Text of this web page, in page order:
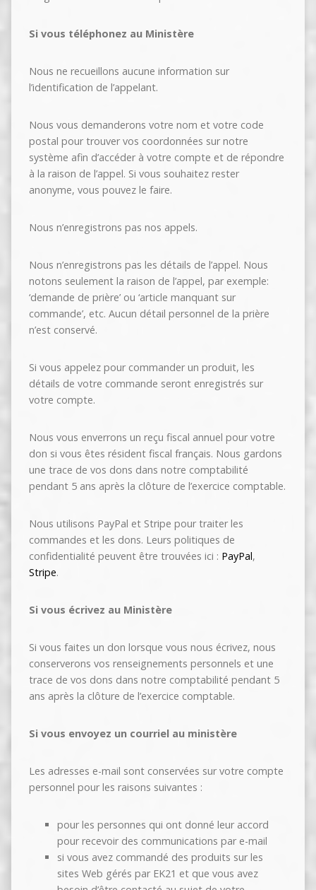
Si vous téléphonez au Ministère
Nous ne recueillons aucune information sur
l’identification de l’appelant.
Nous vous demanderons votre nom et votre code
postal pour trouver vos coordonnées sur notre
système afin d’accéder à votre compte et de répondre
à la raison de l’appel. Si vous souhaitez rester
anonyme, vous pouvez le faire.
Nous n’enregistrons pas nos appels.
Nous n’enregistrons pas les détails de l’appel. Nous
notons seulement la raison de l’appel, par exemple:
‘demande de prière’ ou ‘article manquant sur
commande’, etc. Aucun détail personnel de la prière
n’est conservé.
Si vous appelez pour commander un produit, les
détails de votre commande seront enregistrés sur
votre compte.
Nous vous enverrons un reçu fiscal annuel pour votre
don si vous êtes résident fiscal français. Nous gardons
une trace de vos dons dans notre comptabilité
pendant 5 ans après la clôture de l’exercice comptable.
Nous utilisons PayPal et Stripe pour traiter les
commandes et les dons. Leurs politiques de
confidentialité peuvent être trouvées ici : PayPal,
Stripe.
Si vous écrivez au Ministère
Si vous faites un don lorsque vous nous écrivez, nous
conserverons vos renseignements personnels et une
trace de vos dons dans notre comptabilité pendant 5
ans après la clôture de l’exercice comptable.
Si vous envoyez un courriel au ministère
Les adresses e-mail sont conservées sur votre compte
personnel pour les raisons suivantes :
pour les personnes qui ont donné leur accord
pour recevoir des communications par e-mail
si vous avez commandé des produits sur les
sites Web gérés par EK21 et que vous avez